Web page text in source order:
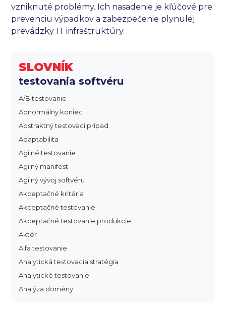
SLOVNÍK
testovania softvéru
A/B testovanie
Abnormálny koniec
Abstraktný testovací prípad
Adaptabilita
Agilné testovanie
Agilný manifest
Agilný vývoj softvéru
Akceptačné kritéria
Akceptačné testovanie
Akceptačné testovanie produkcie
Aktér
Alfa testovanie
Analytická testovacia stratégia
Analytické testovanie
Analýza domény
vzniknuté problémy. Ich nasadenie je kľúčové pre
prevenciu výpadkov a zabezpečenie plynulej
prevádzky IT infraštruktúry.